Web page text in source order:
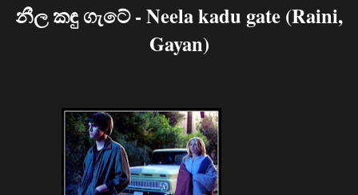
නීල කඳු ගැටේ - Neela kadu gate (Raini,
Gayan)